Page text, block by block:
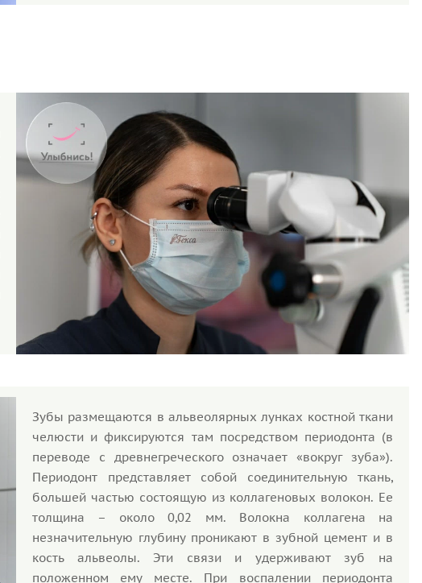
Зубы размещаются в альвеолярных лунках костной ткани
челюсти и фиксируются там посредством периодонта (в
переводе с древнегреческого означает «вокруг зуба»).
Периодонт представляет собой соединительную ткань,
большей частью состоящую из коллагеновых волокон. Ее
толщина – около 0,02 мм. Волокна коллагена на
незначительную глубину проникают в зубной цемент и в
кость альвеолы. Эти связи и удерживают зуб на
положенном ему месте. При воспалении периодонта